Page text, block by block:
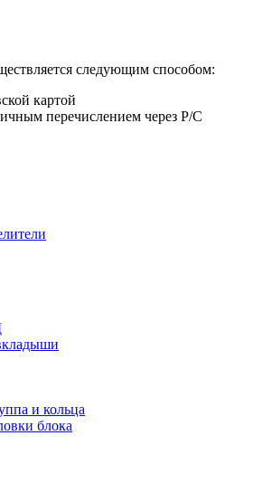
следующим способом:
картой
перечислением через Р/С
и кольца
блока